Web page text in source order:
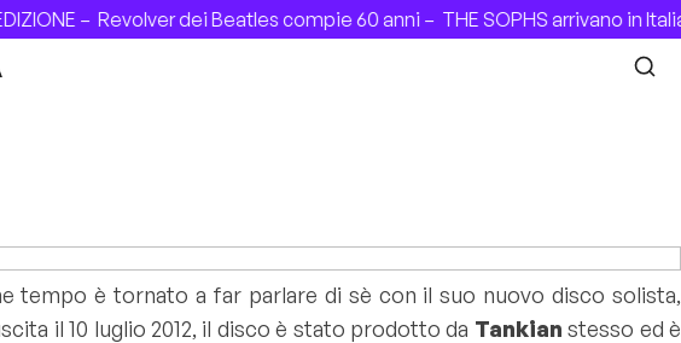
–Revolver dei Beatles compie 60 anni –THE SOPHS arrivano in Italia
tempo è tornato a far parlare di sè con il suo nuovo disco solista,
il 10 luglio 2012, il disco è stato prodotto da Tankian stesso ed è